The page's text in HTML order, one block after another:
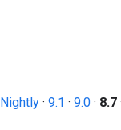
Nightly · 9.1 · 9.0 · 8.7 ·